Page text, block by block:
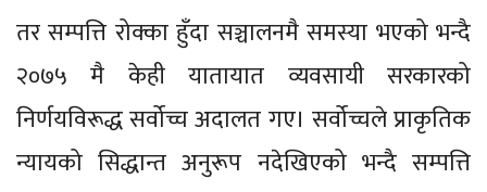
तर सम्पत्ति रोक्का हुँदा सञ्चालनमै समस्या भएको भन्दै
२०७५ मै केही यातायात व्यवसायी सरकारको
निर्णयविरूद्ध सर्वोच्च अदालत गए। सर्वोच्चले प्राकृतिक
न्यायको सिद्धान्त अनुरूप नदेखिएको भन्दै सम्पत्ति